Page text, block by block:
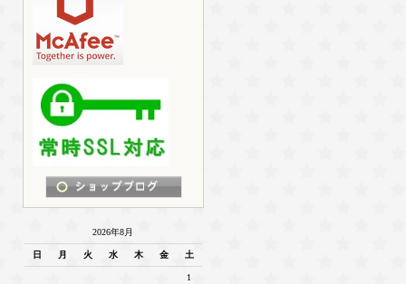
2026年8月
日 月 火 水 木 金 土
1